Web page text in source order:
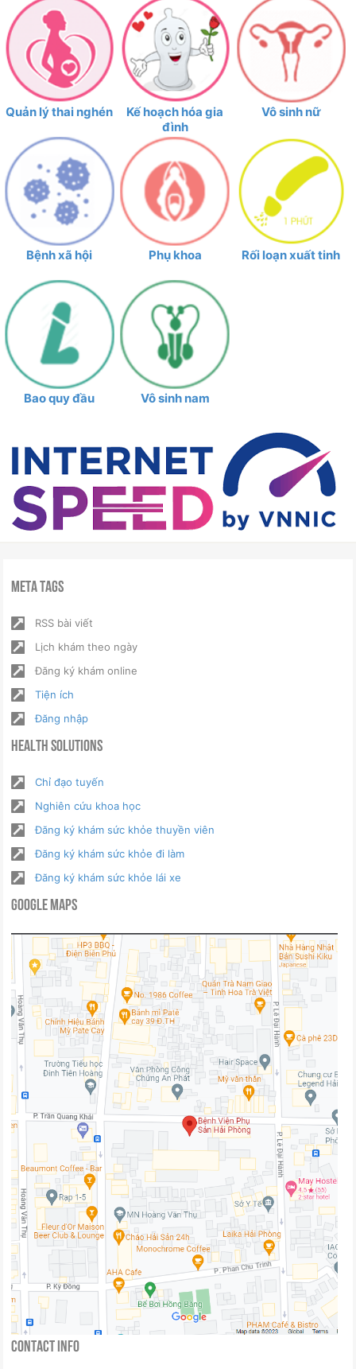
Quản lý thai nghén
Kế hoạch hóa gia
đình
Vô sinh nữ
Bệnh xã hội Phụ khoa Rối loạn xuất tinh
Bao quy đầu Vô sinh nam
Meta Tags
RSS bài viết
Lịch khám theo ngày
Đăng ký khám online
Tiện ích
Đăng nhập
Health Solutions
Chỉ đạo tuyến
Nghiên cứu khoa học
Đăng ký khám sức khỏe thuyền viên
Đăng ký khám sức khỏe đi làm
Đăng ký khám sức khỏe lái xe
Google Maps
Contact Info